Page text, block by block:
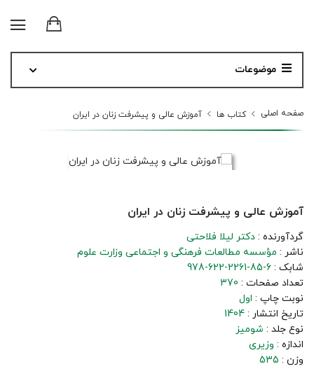
موضوعات
صفحه اصلی کتاب ها آموزش عالی و پیشرفت زنان در ایران
آموزش عالی و پیشرفت زنان در ایران
گردآورنده : دکتر لیلا فلاحتی
ناشر : مؤسسه مطالعات فرهنگی و اجتماعی وزارت علوم
شابک : 978-622-2261-85-6
تعداد صفحات : 370
نوبت چاپ : اول
تاریخ انتشار : 1404
نوع جلد : شومیز
اندازه : وزیری
وزن : 535